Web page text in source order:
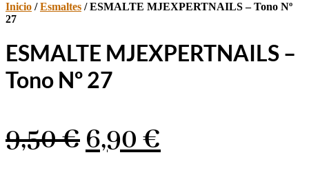
Inicio /Esmaltes / ESMALTE MJEXPERTNAILS – Tono Nº
27
ESMALTE MJEXPERTNAILS –
Tono Nº 27
9,50€El
6,90€